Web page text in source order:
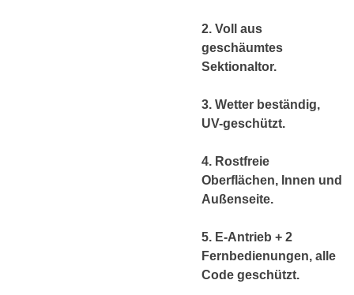
2. Voll aus
geschäumtes
Sektionaltor.
3. Wetter beständig,
UV-geschützt.
4. Rostfreie
Oberflächen, Innen und
Außenseite.
5. E-Antrieb + 2
Fernbedienungen, alle
Code geschützt.